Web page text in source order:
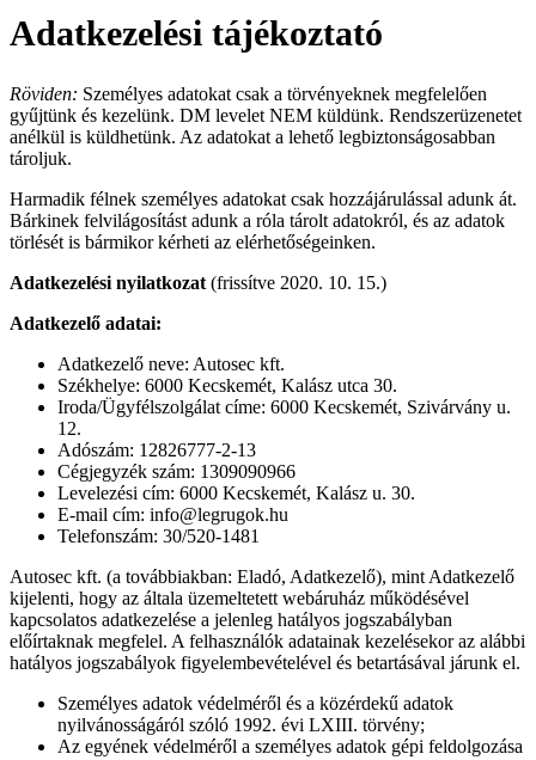
Adatkezelési tájékoztató
Röviden: Személyes adatokat csak a törvényeknek megfelelően
gyűjtünk és kezelünk. DM levelet NEM küldünk. Rendszerüzenetet
anélkül is küldhetünk. Az adatokat a lehető legbiztonságosabban
tároljuk.
Harmadik félnek személyes adatokat csak hozzájárulással adunk át.
Bárkinek felvilágosítást adunk a róla tárolt adatokról, és az adatok
törlését is bármikor kérheti az elérhetőségeinken.
Adatkezelési nyilatkozat (frissítve 2020. 10. 15.)
Adatkezelő adatai:
Adatkezelő neve: Autosec kft.
Székhelye: 6000 Kecskemét, Kalász utca 30.
Iroda/Ügyfélszolgálat címe: 6000 Kecskemét, Szivárvány u.
12.
Adószám: 12826777-2-13
Cégjegyzék szám: 1309090966
Levelezési cím: 6000 Kecskemét, Kalász u. 30.
E-mail cím: info@legrugok.hu
Telefonszám: 30/520-1481
Autosec kft. (a továbbiakban: Eladó, Adatkezelő), mint Adatkezelő
kijelenti, hogy az általa üzemeltetett webáruház működésével
kapcsolatos adatkezelése a jelenleg hatályos jogszabályban
előírtaknak megfelel. A felhasználók adatainak kezelésekor az alábbi
hatályos jogszabályok figyelembevételével és betartásával járunk el.
Személyes adatok védelméről és a közérdekű adatok
nyilvánosságáról szóló 1992. évi LXIII. törvény;
Az egyének védelméről a személyes adatok gépi feldolgozása